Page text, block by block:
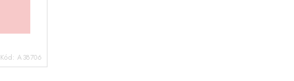
Kód:A38706